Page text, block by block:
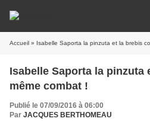
Accueil » Isabelle Saporta la pinzuta et la brebis
Isabelle Saporta la pinzuta
même combat !
Publié le 07/09/2016 à 06:00
Par JACQUES BERTHOMEAU